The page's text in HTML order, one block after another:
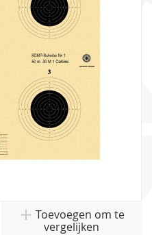
Toevoegen om te
vergelijken